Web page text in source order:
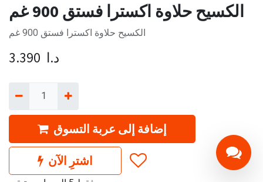
الكسيح حلاوة اكسترا فستق 900 غم
الكسيح حلاوة اكسترا فستق 900 غم
3.390 د.ا
إضافة إلى عربة التسوق
اشترِ الآن